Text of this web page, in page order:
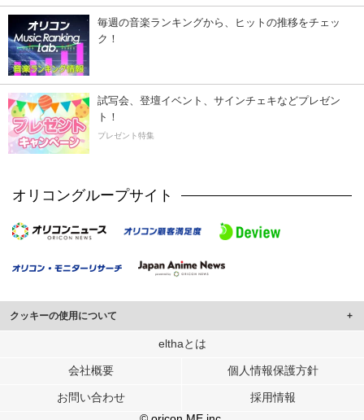
毎週の音楽ランキングから、ヒットの推移をチェッ
ク！
試写会、登壇イベント、サインチェキなどプレゼン
ト！
プレゼント特集
オリコングループサイト
クッキーの使用について
このサイトでは Cookie を使用して、ユーザーに合わせたコンテンツや広告の
行っています。
メディアや広告配信、データ解析の各パートナーに提供しています。
各パートナーは、この情報とユーザーが各パートナーに提供した他の情報や、
elthaとは
会社概要 個人情報保護方針
お問い合わせ
採用情報